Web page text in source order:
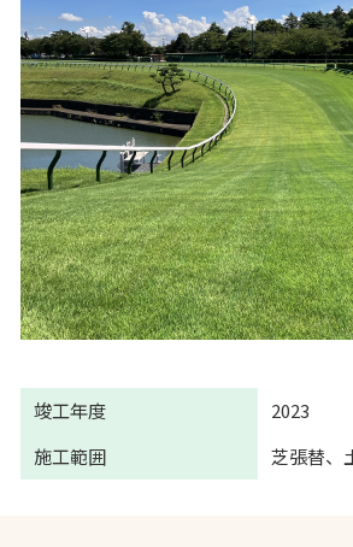
竣工年度
2023
施工範囲
芝張替、